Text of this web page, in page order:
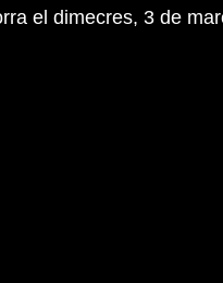
el dimecres, 3 de